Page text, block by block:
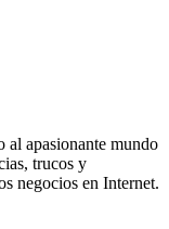
al apasionante mundo
trucos y
negocios en Internet.